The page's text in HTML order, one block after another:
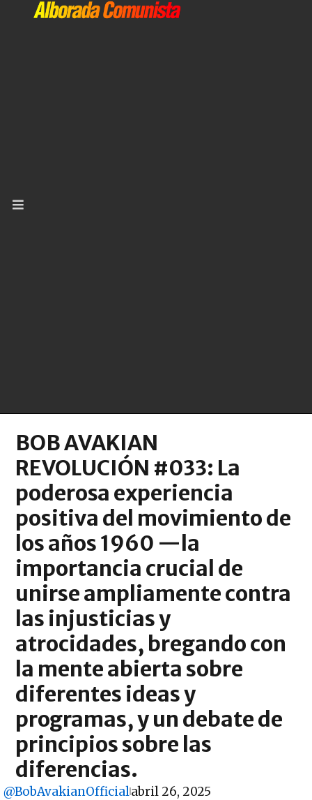
BOB AVAKIAN
REVOLUCIÓN #033: La
poderosa experiencia
positiva del movimiento de
los años 1960 —la
importancia crucial de
unirse ampliamente contra
las injusticias y
atrocidades, bregando con
la mente abierta sobre
diferentes ideas y
programas, y un debate de
principios sobre las
diferencias.
@BobAvakianOfficialabril 26, 2025